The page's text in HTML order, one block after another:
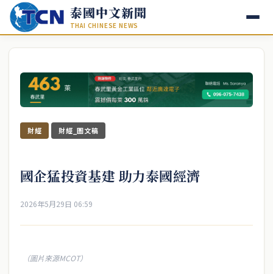
泰國中文新聞
THAI CHINESE NEWS
財經 財經_圖文稿
國企猛投資基建 助力泰國經濟
2026年5月29日 06:59
（圖片來源MCOT）